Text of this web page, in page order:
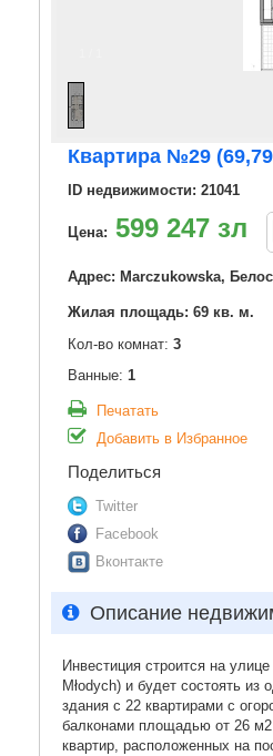
Квартира №29
ID недвижимости: 21041
Цена: 599 247 зл
Адрес: Marczukowska,
Жилая площадь: 69 кв. м.
Кол-во комнат: 3
Ванные: 1
Печатать
Добавить в Избранное
Поделиться
Twitter
Facebook
Вконтакте
Описание
Инвестиция строится на
Młodych) и будет состоять из
здания c 22 квартирами с
балконами площадью от 26
квартир, расположенных на